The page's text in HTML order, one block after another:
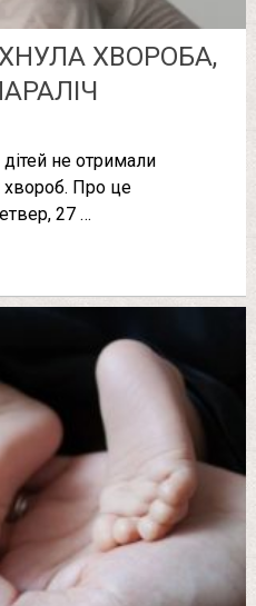
ХВОРОБА,
дітей не отримали
хвороб. Про це
27 …